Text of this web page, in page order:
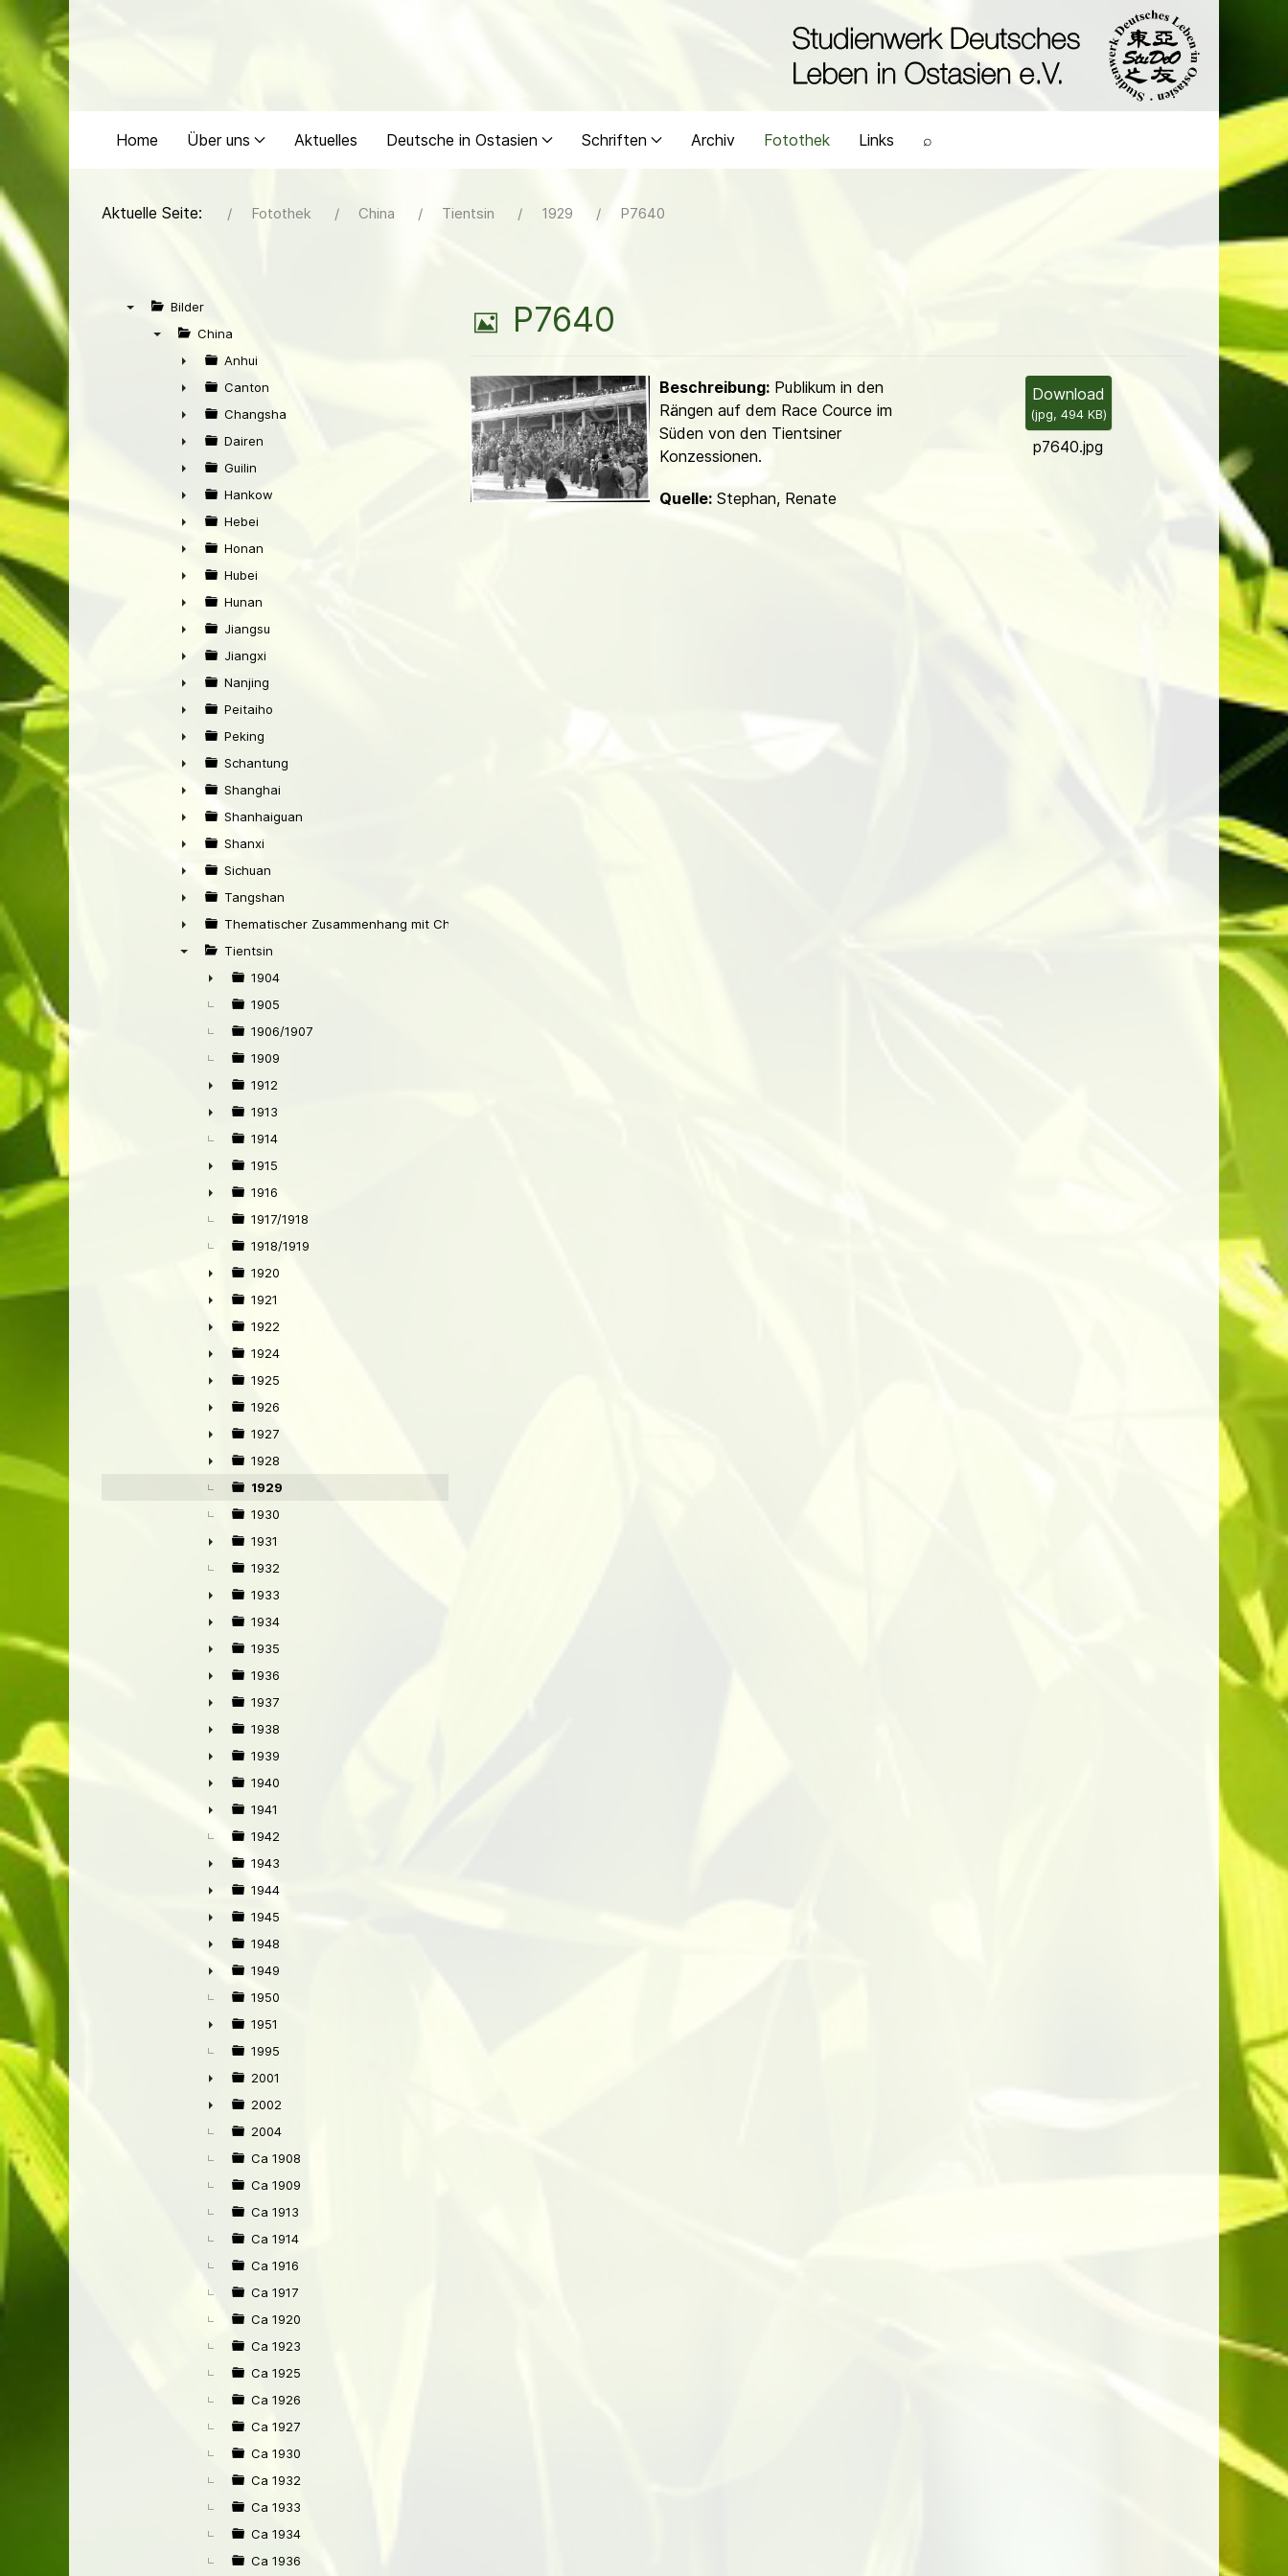
Home Über uns Aktuelles Deutsche in Ostasien Schriften Archiv Fotothek Links ⌕
Aktuelle Seite: Fotothek China Tientsin 1929 P7640
Bilder
China
►
Anhui
►
Canton
►
Changsha
►
Dairen
►
Guilin
►
Hankow
►
Hebei
►
Honan
►
Hubei
►
Hunan
►
Jiangsu
►
Jiangxi
►
Nanjing
►
Peitaiho
►
Peking
►
Schantung
►
Shanghai
►
Shanhaiguan
►
Shanxi
►
Sichuan
►
Tangshan
►
Thematischer Zusammenhang mit China
Tientsin
►
1904
1905
1906/1907
1909
►
1912
►
1913
1914
►
1915
►
1916
1917/1918
1918/1919
►
1920
►
1921
►
1922
►
1924
►
1925
►
1926
►
1927
►
1928
1929
1930
►
1931
1932
►
1933
►
1934
►
1935
►
1936
►
1937
►
1938
►
1939
►
1940
►
1941
1942
►
1943
►
1944
►
1945
►
1948
►
1949
1950
►
1951
1995
►
2001
►
2002
2004
Ca 1908
Ca 1909
Ca 1913
Ca 1914
Ca 1916
Ca 1917
Ca 1920
Ca 1923
Ca 1925
Ca 1926
Ca 1927
Ca 1930
Ca 1932
Ca 1933
Ca 1934
Ca 1936
B
l
d
P7640
Download
(jpg, 494 KB)
p7640.jpg
Beschreibung:Publikum in den
Rängen auf dem Race Cource im
Süden von den Tientsiner
Konzessionen.
Quelle:Stephan, Renate